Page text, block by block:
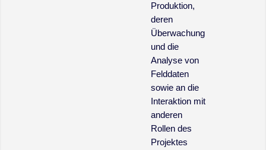
Produktion,
deren
Überwachung
und die
Analyse von
Felddaten
sowie an die
Interaktion mit
anderen
Rollen des
Projektes